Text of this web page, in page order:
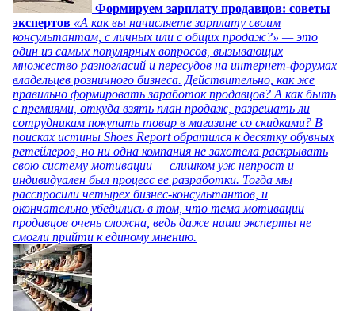
Формируем зарплату продавцов: советы
экспертов «А как вы начисляете зарплату своим
консультантам, с личных или с общих продаж?» — это
один из самых популярных вопросов, вызывающих
множество разногласий и пересудов на интернет-форумах
владельцев розничного бизнеса. Действительно, как же
правильно формировать заработок продавцов? А как быть
с премиями, откуда взять план продаж, разрешать ли
сотрудникам покупать товар в магазине со скидками? В
поисках истины Shoes Report обратился к десятку обувных
ретейлеров, но ни одна компания не захотела раскрывать
свою систему мотивации — слишком уж непрост и
индивидуален был процесс ее разработки. Тогда мы
расспросили четырех бизнес-консультантов, и
окончательно убедились в том, что тема мотивации
продавцов очень сложна, ведь даже наши эксперты не
смогли прийти к единому мнению.